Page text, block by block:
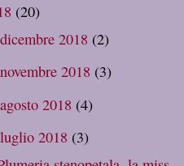
(20)
dicembre 2018 (2)
novembre 2018 (3)
agosto 2018 (4)
luglio 2018 (3)